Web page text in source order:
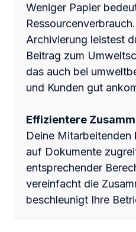
Weniger Papier
Archivierung leistest
Beitrag zum
das auch bei
und Kunden gut
Effizientere
Deine Mitarbeitenden
auf Dokumente
entsprechender
vereinfacht die
beschleunigt Ihre